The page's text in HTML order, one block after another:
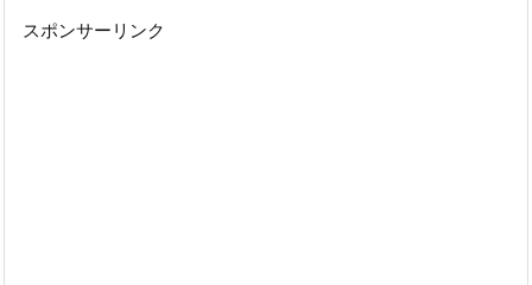
スポンサーリンク